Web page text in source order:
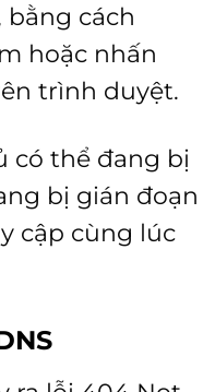
bằng cách
hoặc nhấn
trình duyệt.
có thể đang bị
bị gián đoạn
cập cùng lúc